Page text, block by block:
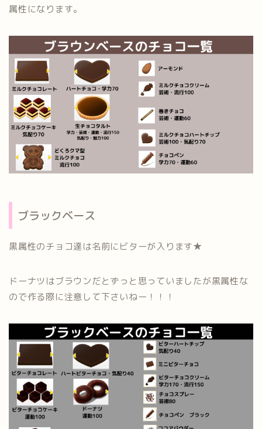
属性になります。
ブラックベース
黒属性のチョコ達は名前にビターが入ります★
ドーナツはブラウンだとずっと思っていましたが黒属性な
ので作る際に注意して下さいねー！！！